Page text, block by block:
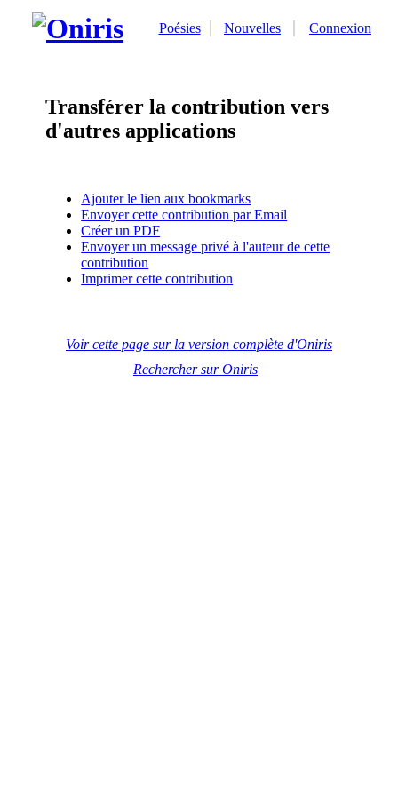
Poésies Nouvelles Connexion
Transférer la contribution vers
d'autres applications
Ajouter le lien aux bookmarks
Envoyer cette contribution par Email
Créer un PDF
Envoyer un message privé à l'auteur de cette
contribution
Imprimer cette contribution
Voir cette page sur la version complète d'Oniris
Rechercher sur Oniris